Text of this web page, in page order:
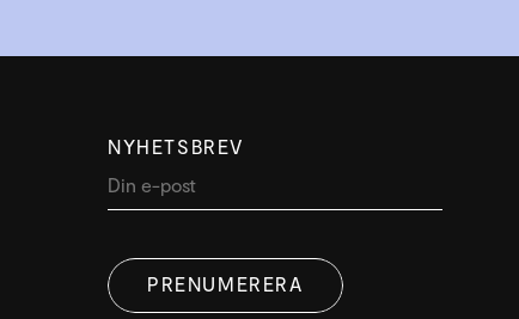
NYHETSBREV
PRENUMERERA